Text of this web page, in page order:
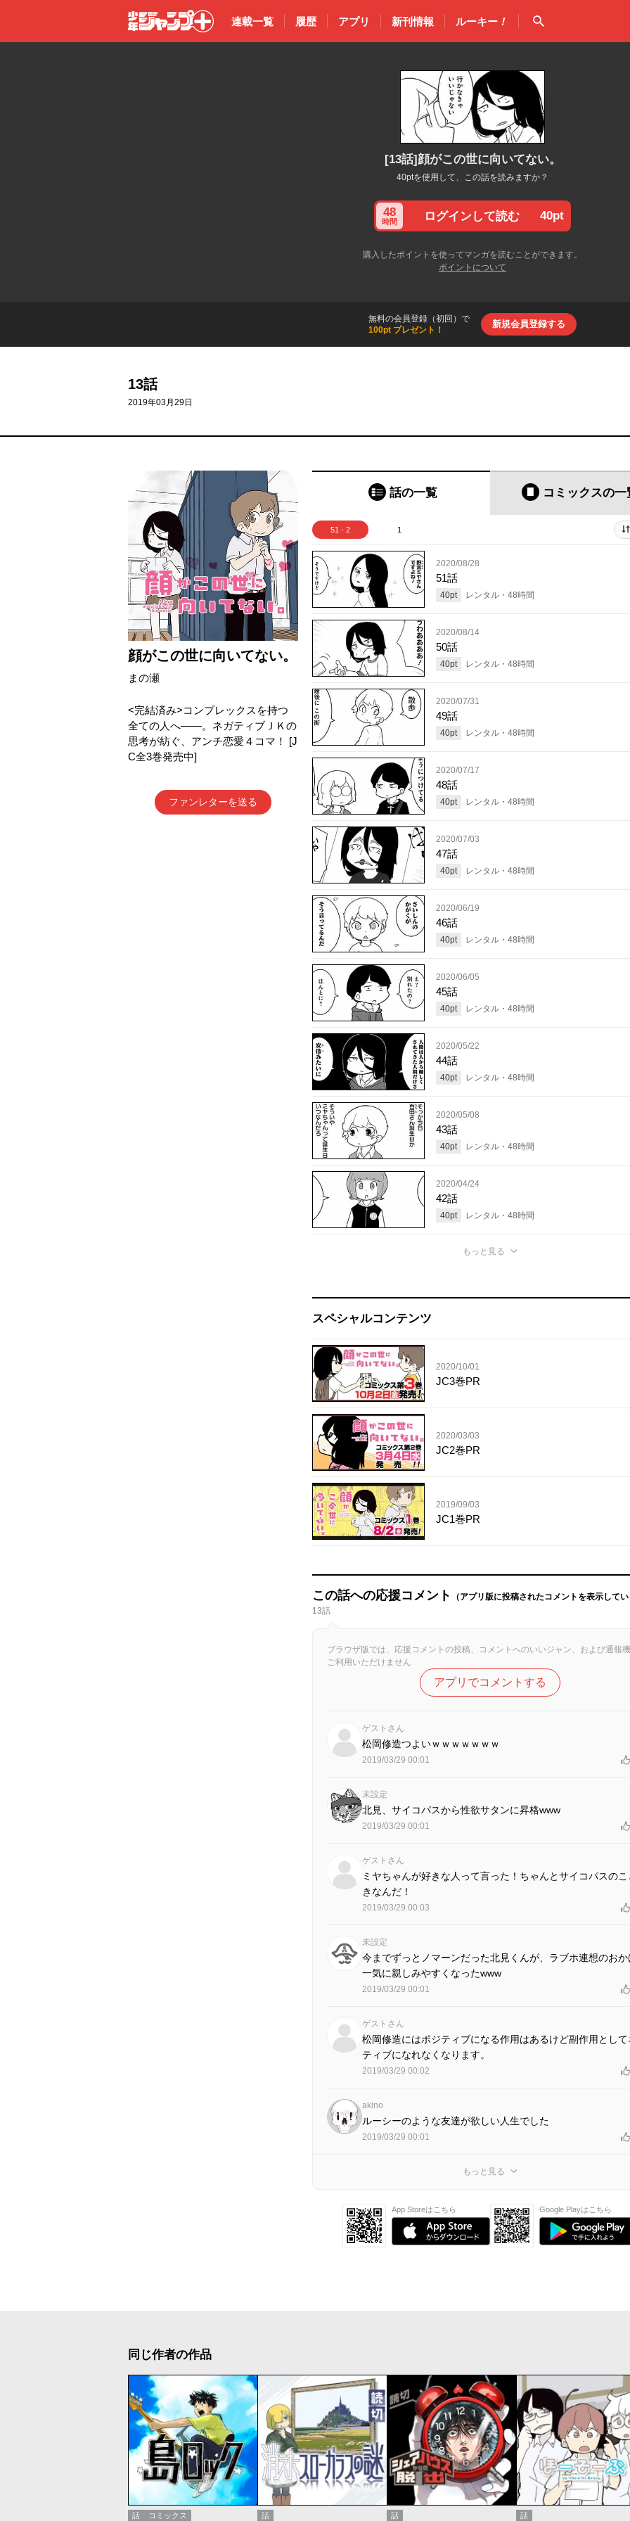
少年ジャン
連載一覧 履歴 アプリ 新刊情報 ルーキー！ 検索
[13話]顔がこの世に向いてない。
40ptを使用して、この話を読みますか？
48
時間 ログインして読む 40pt
購入したポイントを使ってマンガを読むことができます。
ポイントについて
無料の会員登録（初回）で
100pt プレゼント！
新規会員登録する
13話
2019年03月29日
顔がこの世に向いてない。
まの瀬
<完結済み>コンプレックスを持つ
全ての人へ――。ネガティブＪＫの
思考が紡ぐ、アンチ恋愛４コマ！ [J
C全3巻発売中]
ファンレターを送る
話の一覧 コミックスの一
51 - 2 1
2020/08/28
51話
40pt レンタル・ 48時間
2020/08/14
50話
40pt レンタル・ 48時間
2020/07/31
49話
40pt レンタル・ 48時間
2020/07/17
48話
40pt レンタル・ 48時間
2020/07/03
47話
40pt レンタル・ 48時間
2020/06/19
46話
40pt レンタル・ 48時間
2020/06/05
45話
40pt レンタル・ 48時間
2020/05/22
44話
40pt レンタル・ 48時間
2020/05/08
43話
40pt レンタル・ 48時間
2020/04/24
42話
40pt レンタル・ 48時間
もっと見る
スペシャルコンテンツ
2020/10/01
JC3巻PR
2020/03/03
JC2巻PR
2019/09/03
JC1巻PR
この話への応援コメント
（アプリ版に投稿されたコメントを表示して
13話
ブラウザ版では、応援コメントの投稿、コメントへのいいジャン、および通報
ご利用いただけません
アプリでコメントする
ゲストさん
松岡修造つよいｗｗｗｗｗｗｗ
2019/03/29 00:01
末設定
北見、サイコパスから性欲サタンに昇格www
2019/03/29 00:01
ゲストさん
ミヤちゃんが好きな人って言った！ちゃんとサイコパスの
きなんだ！
2019/03/29 00:03
未設定
今までずっとノマーンだった北見くんが、ラブホ連想のおか
一気に親しみやすくなったwww
2019/03/29 00:01
ゲストさん
松岡修造にはポジティブになる作用はあるけど副作用として
ティブになれなくなります。
2019/03/29 00:02
akino
ルーシーのような友達が欲しい人生でした
2019/03/29 00:01
もっと見る
App Storeはこちら Google Playはこちら
同じ作者の作品
話 コミックス 話 話 話